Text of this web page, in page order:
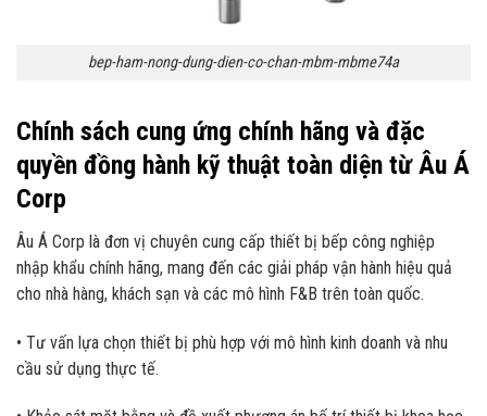
bep-ham-nong-dung-dien-co-chan-mbm-mbme74a
Chính sách cung ứng chính hãng và đặc
quyền đồng hành kỹ thuật toàn diện từ Âu Á
Corp
Âu Á Corp là đơn vị chuyên cung cấp thiết bị bếp công nghiệp
nhập khẩu chính hãng, mang đến các giải pháp vận hành hiệu quả
cho nhà hàng, khách sạn và các mô hình F&B trên toàn quốc.
• Tư vấn lựa chọn thiết bị phù hợp với mô hình kinh doanh và nhu
cầu sử dụng thực tế.